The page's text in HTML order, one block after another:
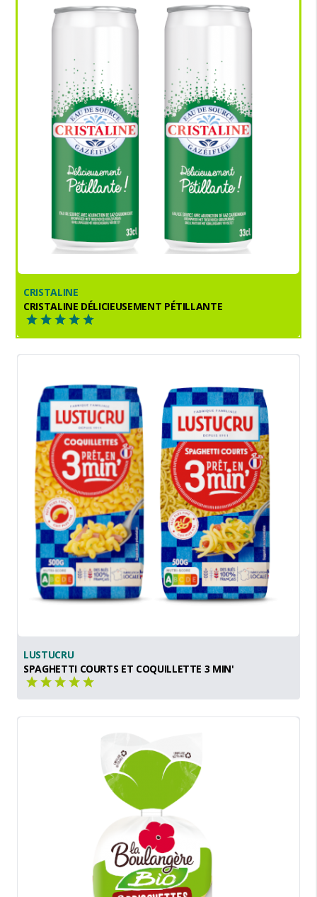
CRISTALINE
CRISTALINE DÉLICIEUSEMENT PÉTILLANTE
LUSTUCRU
SPAGHETTI COURTS ET COQUILLETTE 3 MIN'